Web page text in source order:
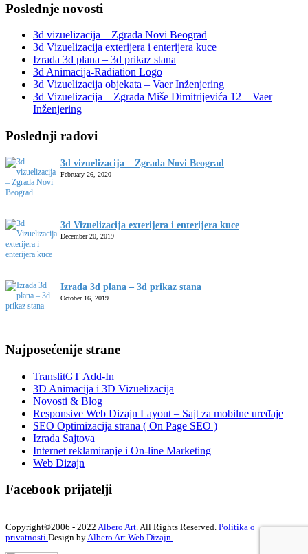
Poslednje novosti
3d vizuelizacija – Zgrada Novi Beograd
3d Vizuelizacija exterijera i enterijera kuce
Izrada 3d plana – 3d prikaz stana
3d Animacija-Radiation Logo
3d Vizuelizacija objekata – Vaer Inženjering
3d Vizuelizacija – Zgrada Miše Dimitrijevića 12 – Vaer
Inženjering
Poslednji radovi
3d vizuelizacija – Zgrada Novi Beograd
February 26, 2020
3d Vizuelizacija exterijera i enterijera kuce
December 20, 2019
Izrada 3d plana – 3d prikaz stana
October 16, 2019
Najposećenije strane
TranslitGT Add-In
3D Animacija i 3D Vizuelizacija
Novosti & Blog
Responsive Web Dizajn Layout – Sajt za mobilne uređaje
SEO Optimizacija strana ( On Page SEO )
Izrada Sajtova
Internet reklamiranje i On-line Marketing
Web Dizajn
Facebook prijatelji
Copyright©2006 - 2022 Albero Art. All Rights Reserved. Politika o
privatnosti Design byAlbero Art Web Dizajn.